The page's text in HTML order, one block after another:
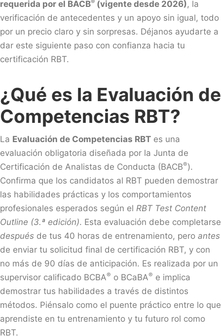
requerida por el BACB® (vigente desde 2026), la
verificación de antecedentes y un apoyo sin igual, todo
por un precio claro y sin sorpresas. Déjanos ayudarte a
dar este siguiente paso con confianza hacia tu
certificación RBT.
¿Qué es la Evaluación de
Competencias RBT?
La Evaluación de Competencias RBT es una
evaluación obligatoria diseñada por la Junta de
Certificación de Analistas de Conducta (BACB®).
Confirma que los candidatos al RBT pueden demostrar
las habilidades prácticas y los comportamientos
profesionales esperados según el RBT Test Content
Outline (3.ª edición). Esta evaluación debe completarse
después de tus 40 horas de entrenamiento, pero antes
de enviar tu solicitud final de certificación RBT, y con
no más de 90 días de anticipación. Es realizada por un
supervisor calificado BCBA® o BCaBA® e implica
demostrar tus habilidades a través de distintos
métodos. Piénsalo como el puente práctico entre lo que
aprendiste en tu entrenamiento y tu futuro rol como
RBT.